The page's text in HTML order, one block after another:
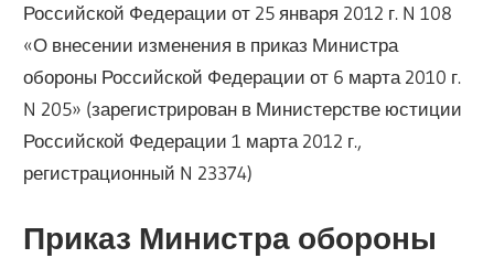
Российской Федерации от 25 января 2012 г. N 108
«О внесении изменения в приказ Министра
обороны Российской Федерации от 6 марта 2010 г.
N 205» (зарегистрирован в Министерстве юстиции
Российской Федерации 1 марта 2012 г.,
регистрационный N 23374)
Приказ Министра обороны